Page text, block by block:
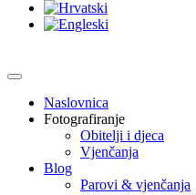
Naslovnica
Fotografiranje
Obitelji i djeca
Vjenčanja
Blog
Parovi & vjenčanja